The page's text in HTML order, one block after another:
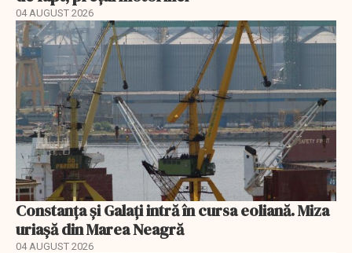
04 AUGUST 2026
Constanța și Galați intră în cursa eoliană. Miza
uriașă din Marea Neagră
04 AUGUST 2026